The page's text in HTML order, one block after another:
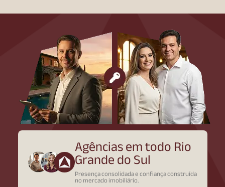
Agências em todo Rio
Grande do Sul
Presença consolidada e confiança construída
no mercado imobiliário.